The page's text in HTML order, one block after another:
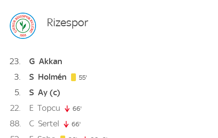
Rizespor
23 G Akkan
3
S Holmén 55'
5 S Ay (c)
22
E Topcu 66'
88 C Sertel 66'